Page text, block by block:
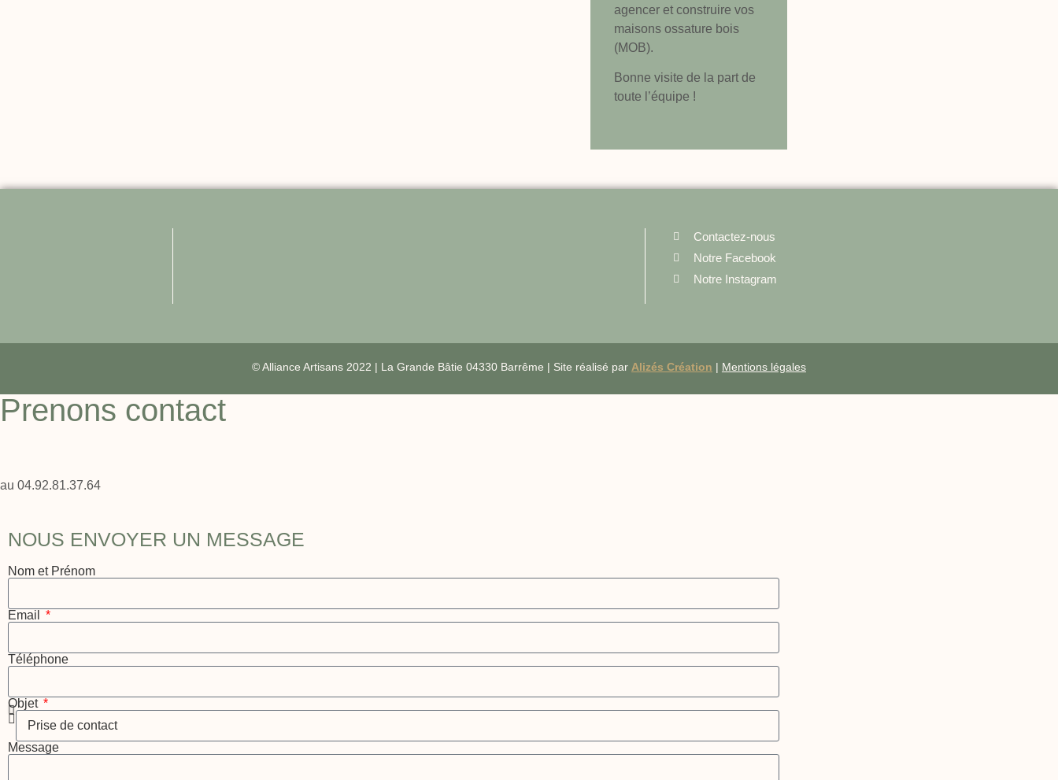
agencer et construire vos
maisons ossature bois
(MOB).
Bonne visite de la part de
toute l’équipe !
Contactez-nous
Notre Facebook
Notre Instagram
© Alliance Artisans 2022 | La Grande Bâtie 04330 Barrême | Site réalisé par Alizés Création | Mentions légales
Prenons contact
au 04.92.81.37.64
NOUS ENVOYER UN MESSAGE
Nom et Prénom
Email
Téléphone
Objet
Message